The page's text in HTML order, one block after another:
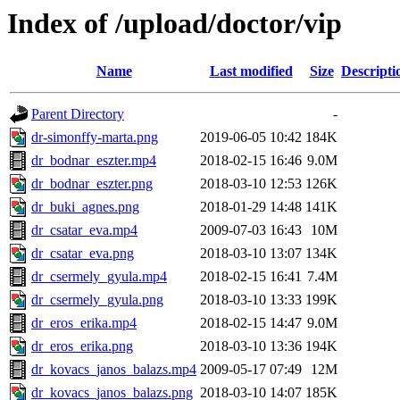
Index of /upload/doctor/vip
Name Last modified Size
Parent Directory
-
dr-simonffy-marta.png
2019-06-05 10:42 184K
dr_bodnar_eszter.mp4
2018-02-15 16:46 9.0M
dr_bodnar_eszter.png
2018-03-10 12:53 126K
dr_buki_agnes.png
2018-01-29 14:48 141K
dr_csatar_eva.mp4
2009-07-03 16:43
10M
dr_csatar_eva.png
2018-03-10 13:07 134K
dr_csermely_gyula.mp4
2018-02-15 16:41 7.4M
dr_csermely_gyula.png
2018-03-10 13:33 199K
dr_eros_erika.mp4
2018-02-15 14:47 9.0M
dr_eros_erika.png
2018-03-10 13:36 194K
dr_kovacs_janos_balazs.mp4 2009-05-17 07:49
12M
dr_kovacs_janos_balazs.png 2018-03-10 14:07 185K